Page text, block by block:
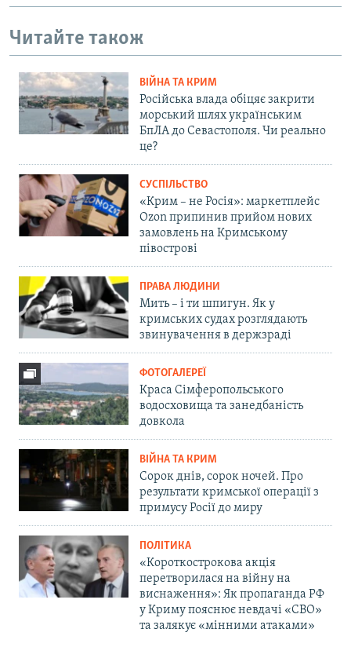
Читайте також
ВІЙНА ТА КРИМ
Російська влада обіцяє закрити
морський шлях українським
БпЛА до Севастополя. Чи реально
це?
СУСПІЛЬСТВО
«Крим – не Росія»: маркетплейс
Ozon припинив прийом нових
замовлень на Кримському
півострові
ПРАВА ЛЮДИНИ
Мить – і ти шпигун. Як у
кримських судах розглядають
звинувачення в держзраді
ФОТОГАЛЕРЕЇ
Краса Сімферопольського
водосховища та занедбаність
довкола
ВІЙНА ТА КРИМ
Сорок днів, сорок ночей. Про
результати кримської операції з
примусу Росії до миру
ПОЛІТИКА
«Короткострокова акція
перетворилася на війну на
виснаження»: Як пропаганда РФ
у Криму пояснює невдачі «СВО»
та залякує «мінними атаками»